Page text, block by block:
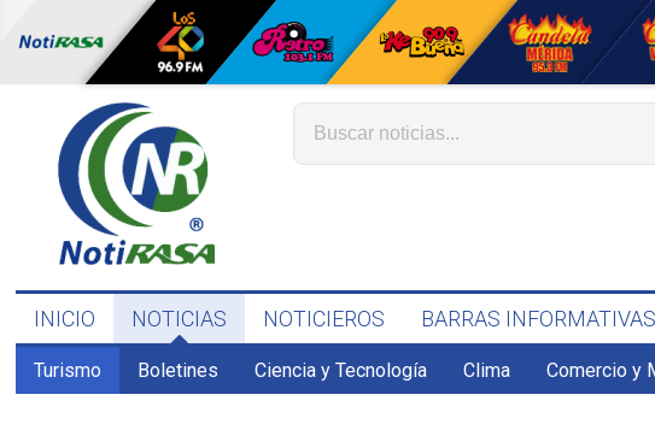
INICIO NOTICIAS NOTICIEROS BARRAS INFORMATIVAS
Turismo Boletines Ciencia y Tecnología Clima Comercio y